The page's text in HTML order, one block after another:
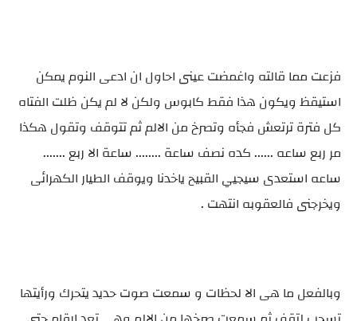
فزعت مما قالته واغمضت عينى احاول ان ادعى النوم يمكن
استيقظ ويكون هذا فقط كابوس ولكن لا لم يكن ظلت الفتاه
كل فترة ترتعش فجأه وتصرخ من الالم ثم تتوقف وتقول هكذا
مر ربع ساعه ...... كده نصف ساعة ........ ساعة الا ربع .......
ساعه استعدى سيجيي القبيح ياخدنا ويوقف الطيار الكهرائى
ويخرجنى فالعقوبه انتهت .
وبالفعل ما هى الا لحظات و سمعت صوت حديد يتحرك ورأيتها